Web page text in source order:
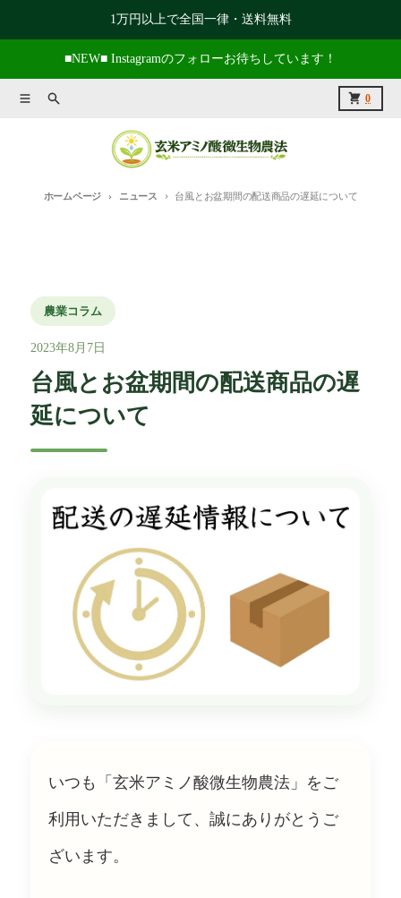
1万円以上で全国一律・送料無料
■NEW■ Instagramのフォローお待ちしています！
メニュー捜索 0
カート
ホームページ ニュース 台風とお盆期間の配送商品の遅延について
農業コラム
2023年8月7日
台風とお盆期間の配送商品の遅
延について
いつも「玄米アミノ酸微生物農法」をご
利用いただきまして、誠にありがとうご
ざいます。